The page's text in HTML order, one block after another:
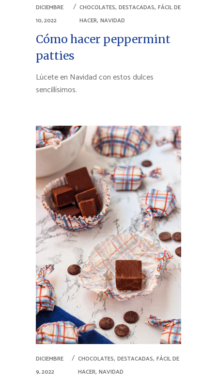
DICIEMBRE
10, 2022
CHOCOLATES, DESTACADAS, FÁCIL DE
HACER, NAVIDAD
Cómo hacer peppermint
patties
Lúcete en Navidad con estos dulces
sencillísimos.
DICIEMBRE
9, 2022
CHOCOLATES,DESTACADAS,FÁCIL DE
HACER,NAVIDAD